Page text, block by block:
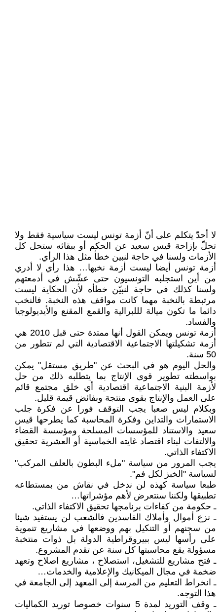
لا أحدّ يتكلم على أنّ أزمة تونس ليست سياسية فقط ولا
تحلّ بإزاحة قيس سعيد عن الحكم أو ببقائه ستحل كل
الأزمات ولسنا في حاجة لنبين خطأ مثل هذا الرأي.
أزمة تونس أيضا ليست أزمة نخبها… هذا رأي لا أدري
من أين استجلبه التونسيون حتى عشّش في أدمعتهم
ولسنا كذلك في حاجة لنبيّن خطأه لأن الحكاية ليست
مرتبطة بالنخبة مهما كانت مواقف هذه النخبة. فالنخب
دائما ما تكون ميالة لللبرالية والقمع المقنع والأيديولوجيا
والفساد.
أزمة تونس ويمكن القول أنها ممتدة حتى قبل 2010 هي
أزمة تشكيلتها الاجتماعية الاقتصادية التي لم تتطور من
50 سنة.
والحل اليوم هو في البحث عن "طريق مستقل" يمكن
بواسطته تطوير قوى الإنتاج بما يتطلبه ذلك من حل
لأزمة البنية الاجتماعية اقتصادية أي خلق مجتمع قائم
على العمل والإنتاج بقوى منتجة وبفائض قيمة قليل.
وبكلام ليس صعبا يجب التوقف فورا عن فكرة جلب
الاستمارات والتداين وفكرة المحاسبة كما يطرحها قيس
سعيد والاستناد للمؤسسات المسلحة ومؤسسة القضاء
والالتفات لبناء اقتصاد غايته الخماسية أو العشرية تحقيق
الاكتفاء الذاتي.
يجب المرور من سياسة "ملء البطون بالعلف المركب"
لسياسة "الخبز لكل فم".
طبعا سياسة كهذه لن ندخل في نقاش من بمستطاعه
تطبيقها ولكننا سنتعرض لأهم مؤشراتها…
ـ حكومة من كفاءات برنامجها تحقيق الاكتفاء الذاتي.
ـ نزع أموال وأملاك الفاسدين فالشعب لن يستفيد شيئا
من سجنهم أو التنكيل بهم ووضعها في مشاريع تنموية
على رأسها ليس ببيروقراطية الدولة بل ذوات منتخبة
مسؤولة يقع محاسبتها كل سنة عن تقدم المشروع.
ـ فتح مشاريع للتشغيل، استصلاح ، مشاريع اصلاح وتعهد
ضخمة في مجال الميكانيك والإعلامية والخدمات…
ـ انخراط التعليم من المرسة إلى المعهد إلى الجامعة في
هذا التوجه.
ـ وقف التوريد لمدة 5 سنوات خصوصا توريد الكماليات